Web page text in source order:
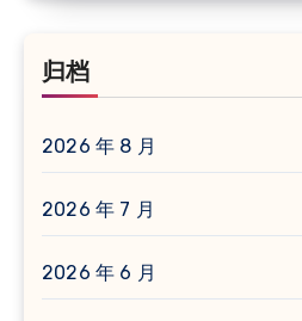
归档
2026 年 8 月
2026 年 7 月
2026 年 6 月